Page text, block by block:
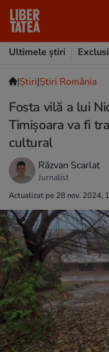
Ultimele știri
|Ştiri|Știri România
Fosta vilă a lui
Timișoara va fi
cultural
Răzvan Scarlat
Jurnalist
Actualizat pe 28 nov. 2024,